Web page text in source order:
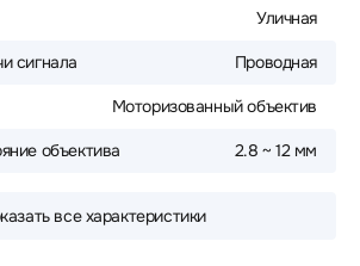
Уличная
сигнала Проводная
Моторизованный объектив
объектива 2.8 ~ 12 мм
все характеристики